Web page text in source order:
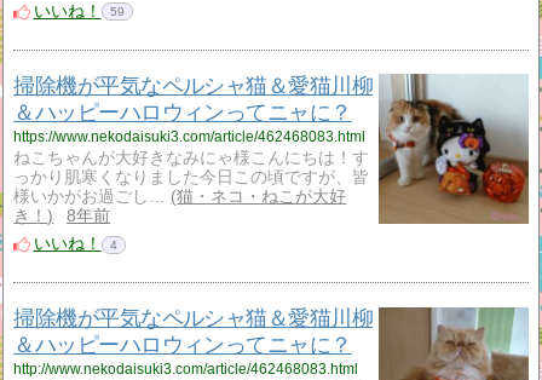
いいね！
59
掃除機が平気なペルシャ猫＆愛猫川柳
＆ハッピーハロウィンってニャに？
https://www.nekodaisuki3.com/article/462468083.html
ねこちゃんが大好きなみにゃ様こんにちは！す
っかり肌寒くなりました今日この頃ですが、皆
様いかがお過ごし…
猫・ネコ・ねこが大好
き！
8年前
いいね！
4
掃除機が平気なペルシャ猫＆愛猫川柳
＆ハッピーハロウィンってニャに？
http://www.nekodaisuki3.com/article/462468083.html